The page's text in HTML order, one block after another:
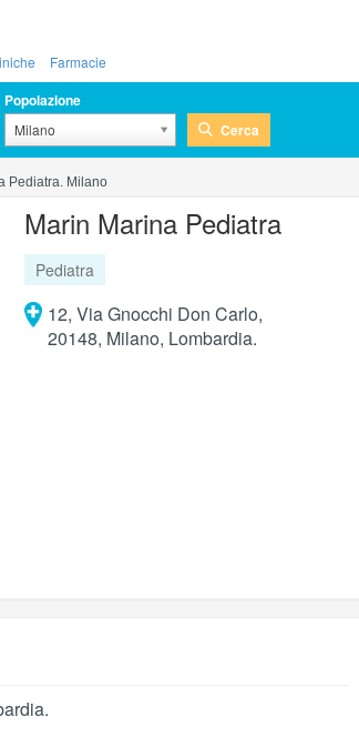
Farmacie
Popolazione
Milano Cerca
Pediatra. Milano
Marin Marina Pediatra
Pediatra
12, Via Gnocchi Don Carlo,
20148, Milano, Lombardia.
.